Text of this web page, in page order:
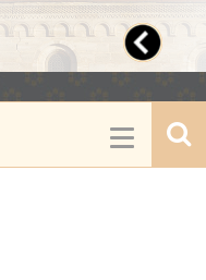
Toggle